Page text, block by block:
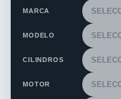
MARCA
MODELO
CILINDROS
MOTOR